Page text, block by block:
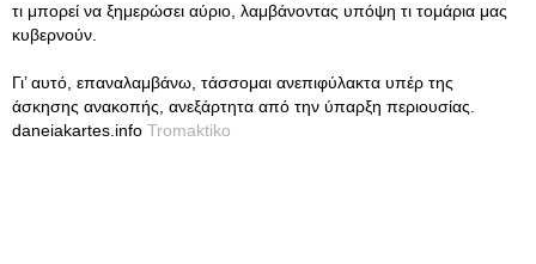
τι μπορεί να ξημερώσει αύριο, λαμβάνοντας υπόψη τι τομάρια μας
κυβερνούν.
Γι’ αυτό, επαναλαμβάνω, τάσσομαι ανεπιφύλακτα υπέρ της
άσκησης ανακοπής, ανεξάρτητα από την ύπαρξη περιουσίας.
daneiakartes.info Tromaktiko